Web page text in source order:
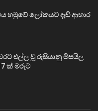
හමුවේ ලෝකයට දැඩි ආහාර
එල්ල වූ රුසියානු මිසයිල
ක් මරුට